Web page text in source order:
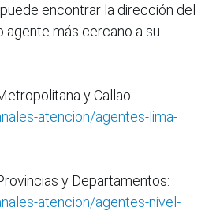
encontrar la dirección del
agente más cercano a su
y Callao:
atencion/agentes-lima-
y Departamentos:
atencion/agentes-nivel-